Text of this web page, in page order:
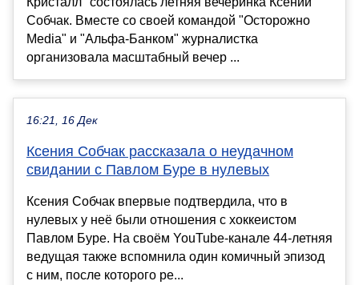
Собчак. Вместе со своей командой "Осторожно
Media" и "Альфа-Банком" журналистка
организовала масштабный вечер ...
16:21, 16 Дек
Ксения Собчак рассказала о неудачном
свидании с Павлом Буре в нулевых
Ксения Собчак впервые подтвердила, что в
нулевых у неё были отношения с хоккеистом
Павлом Буре. На своём YouTube-канале 44-летняя
ведущая также вспомнила один комичный эпизод
с ним, после которого ре...